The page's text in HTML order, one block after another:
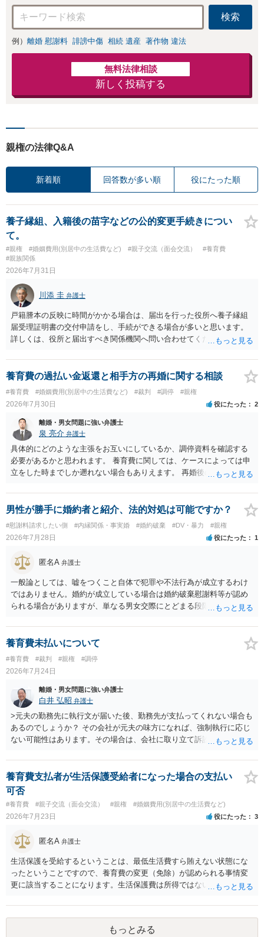
検索
例） 離婚 慰謝料 誹謗中傷 相続 遺産 著作物 違法
無料法律相談
新しく投稿する
親権の法律Q&A
新着順 回答数が多い順 役にたった順
養子縁組、入籍後の苗字などの公的変更手続きについ
て。
#親権 #婚姻費用(別居中の生活費など) #親子交流（面会交流）
#養育費
#親族関係
2026年7月31日
川添 圭 弁護士
戸籍謄本の反映に時間がかかる場合は、届出を行った役所へ養子縁組
届受理証明書の交付申請をし、手続ができる場合が多いと思います。
詳しくは、役所と届出すべき関係機関へ問い合わせてください。
養育費の過払い金返還と相手方の再婚に関する相談
#養育費 #婚姻費用(別居中の生活費など) #裁判 #調停 #親権
2026年7月30日 役にたった 2
離婚・男女問題に強い弁護士
泉 亮介 弁護士
具体的にどのような主張をお互いにしているか、調停資料を確認する
必要があるかと思われます。 養育費に関しては、ケースによっては申
立をした時までしか遡れない場合もありえます。 再婚後の相手方の行
養育費に関するやりとり等があればそちらについても確認する必要が
あるでしょう。 公開相談の場での回答よりも個別に弁護士にご相談さ
男性が勝手に婚約者と紹介、法的対処は可能ですか？
#慰謝料請求したい側 #内縁関係・事実婚 #婚約破棄 #DV・暴力 #親権
2026年7月28日 役にたった 1
匿名A 弁護士
一般論としては、嘘をつくこと自体で犯罪や不法行為が成立するわけ
ではありません。婚約が成立している場合は婚約破棄慰謝料等が認め
られる場合がありますが、単なる男女交際にとどまる段階の場合、独
慰謝料は生じないことが多いと思われます。 お怒りはごもっともです
が、仮に交際を進めたとしても後に相手を信頼できなくなる可能性が
高かったということですので、むしろ結婚しなくてよかったと割り切
って、交際を終わらせるのがよいと思います。
養育費未払いについて
#養育費 #裁判 #親権 #調停
2026年7月24日
離婚・男女問題に強い弁護士
白井 弘昭 弁護士
>元夫の勤務先に執行文が届いた後、勤務先が支払ってくれない場合も
あるのでしょうか？ その会社が元夫の味方になれば、強制執行に応じ
ない可能性はあります。その場合は、会社に取り立て訴訟を行うこと
押さえ、元夫名義の車の差し押さえ競売などを検討します。 ＞何もで
きなかった場合は、公正証書の原本は戻ってくるのでしょうか？ 取れ
ても取れなくても、執行裁判所に原本の還付請求を行えば還付されま
す。 ＞他の弁護士さんに再度依頼できるのでしょうか？ できます。た
だ、取れなかった場合に取り立て訴訟等を起こしてもらえば、他の弁
護士に頼む必要は無いでしょう。 以上、ご参考まで。
養育費支払者が生活保護受給者になった場合の支払い
可否
#養育費 #親子交流（面会交流） #親権 #婚姻費用(別居中の生活費など)
2026年7月23日 役にたった 3
匿名A 弁護士
生活保護を受給するということは、最低生活費すら賄えない状態にな
ったということですので、養育費の変更（免除）が認められる事情変
更に該当することになります。生活保護費は所得ではないので、「保
支払った場合に返還請求権が認められたり役所から何らかのペナルテ
ィが課されたりするわけではなく、「残りのお金で自己責任で生活せ
よ」ということになるので、生活保護を受給することになった時はす
もっとみる